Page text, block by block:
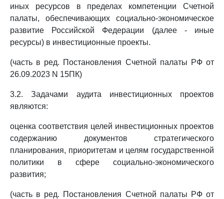
иных ресурсов в пределах компетенции Счетной
палаты, обеспечивающих социально-экономическое
развитие Российской Федерации (далее - иные
ресурсы) в инвестиционные проекты.
(часть в ред. Постановления Счетной палаты РФ от
26.09.2023 N 15ПК)
3.2. Задачами аудита инвестиционных проектов
являются:
оценка соответствия целей инвестиционных проектов
содержанию документов стратегического
планирования, приоритетам и целям государственной
политики в сфере социально-экономического
развития;
(часть в ред. Постановления Счетной палаты РФ от